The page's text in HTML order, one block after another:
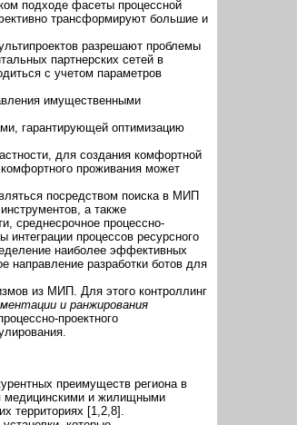
подходе фасеты процессной
трансформируют большие и
разрешают проблемы
партнерских сетей в
с учетом параметров
имущественными
гарантирующей оптимизацию
для создания комфортной
проживания может
посредством поиска в МИП
а также
среднесрочное процессно-
процессов ресурсного
наиболее эффективных
направление разработки ботов для
из МИП. Для этого контроллинг
и ранжирования
проектного
преимуществ региона в
медицинскими и жилищными
территориях [1,2,8].